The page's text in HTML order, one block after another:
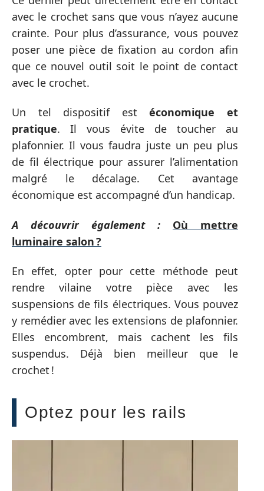
avec le crochet sans que vous n’ayez aucune
crainte. Pour plus d’assurance, vous pouvez
poser une pièce de fixation au cordon afin
que ce nouvel outil soit le point de contact
avec le crochet.
Un tel dispositif estéconomique et
pratique. Il vous évite de toucher au
plafonnier. Il vous faudra juste un peu plus
de fil électrique pour assurer l’alimentation
malgré le décalage. Cet avantage
économique est accompagné d’un handicap.
A découvrir également :
Où mettre
luminaire salon ?
En effet, opter pour cette méthode peut
rendre vilaine votre pièce avec les
suspensions de fils électriques. Vous pouvez
y remédier avec les extensions de plafonnier.
Elles encombrent, mais cachent les fils
suspendus. Déjà bien meilleur que le
crochet !
Optez pour les rails